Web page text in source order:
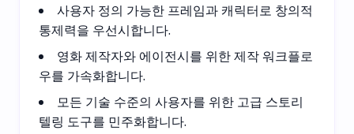
사용자 정의 가능한 프레임과 캐릭터로 창의적
통제력을 우선시합니다.
영화 제작자와 에이전시를 위한 제작 워크플로
우를 가속화합니다.
모든 기술 수준의 사용자를 위한 고급 스토리
텔링 도구를 민주화합니다.